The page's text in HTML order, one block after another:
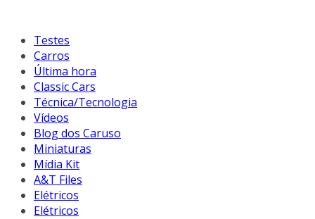
Testes
Carros
Última hora
Classic Cars
Técnica/Tecnologia
Vídeos
Blog dos Caruso
Miniaturas
Mídia Kit
A&T Files
Elétricos
Elétricos